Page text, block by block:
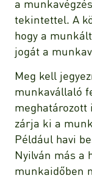
a
tekintettel. A
hogy a
jogát a
Meg kell
munkavállaló
meghatározott
zárja ki a
Például havi
Nyilván más a
munkaidőben